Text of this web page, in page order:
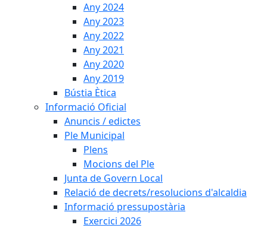
Any 2024
Any 2023
Any 2022
Any 2021
Any 2020
Any 2019
Bústia Ètica
Informació Oficial
Anuncis / edictes
Ple Municipal
Plens
Mocions del Ple
Junta de Govern Local
Relació de decrets/resolucions d'alcaldia
Informació pressupostària
Exercici 2026